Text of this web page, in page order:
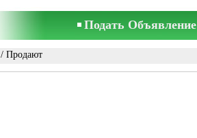
Подать Объявление
/ Продают